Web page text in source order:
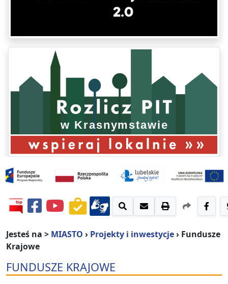
Jesteś na > MIASTO › Projekty i inwestycje› Fundusze
Krajowe
FUNDUSZE KRAJOWE